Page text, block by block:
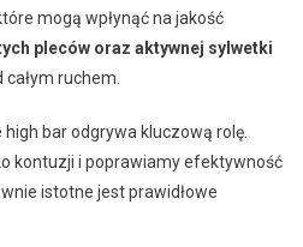
mogą wpłynąć na jakość
pleców oraz aktywnej sylwetki
ruchem.
bar odgrywa kluczową rolę.
kontuzji i poprawiamy efektywność
istotne jest prawidłowe